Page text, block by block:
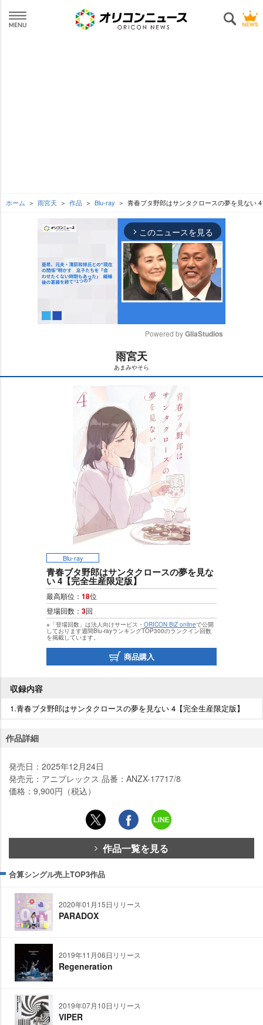
ホーム 雨宮天 作品 Blu-ray 青春ブタ野郎はサンタクロースの夢を見ない
arrow_forward_ios このニュースを見る
t
Powered by GliaStudios
雨宮天
あまみやそら
Blu-ray
青春ブタ野郎はサンタクロースの夢を見な
い 4【完全生産限定版】
最高順位： 18位
登場回数： 3回
※「登場回数」は法人向けサービス・ ORICON BiZ onlineで公開
しております週間Blu-rayランキングTOP300のランクイン回数
を掲載しています。
商品購入
収録内容
1.青春ブタ野郎はサンタクロースの夢を見ない 4【完全生産限定版】
作品詳細
発売日：2025年12月24日
発売元：アニプレックス 品番：ANZX-17717/8
価格：9,900円（税込）
作品一覧を見る
合算シングル売上TOP3作品
2020年01月15日リリース
PARADOX
2019年11月06日リリース
Regeneration
2019年07月10日リリース
VIPER